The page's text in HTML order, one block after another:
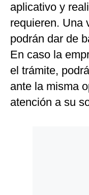
aplicativo y
requieren. Una
podrán dar de
En caso la
el trámite,
ante la misma
atención a su